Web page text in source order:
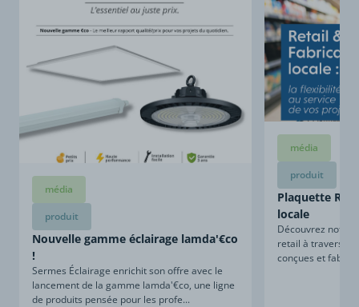
média
produit
Nouvelle gamme éclairage lamda'€co
!
Sermes Éclairage enrichit son offre avec le
lancement de la gamme lamda'€co, une ligne
de produits pensée pour les profe...
média
produit
Plaquette
locale
Découvrez notre
retail à travers
conçues et